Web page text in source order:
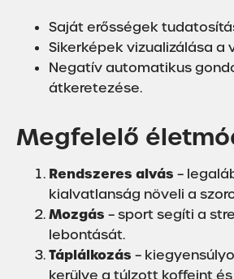
Saját erősségek
Sikerképek vizualizálása a
Negatív automatikus
átkeretezése.
Megfelelő
Rendszeres alvás –
kialvatlanság növeli a
Mozgás – sport segíti a
lebontását.
Táplálkozás –
kerülve a túlzott koffeint